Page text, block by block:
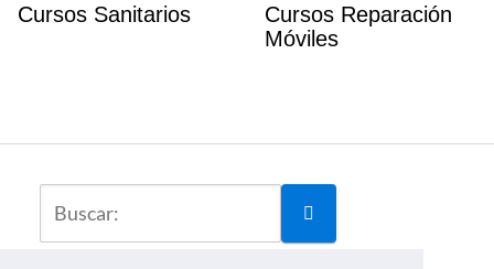
Cursos Sanitarios
Cursos Reparación
Móviles